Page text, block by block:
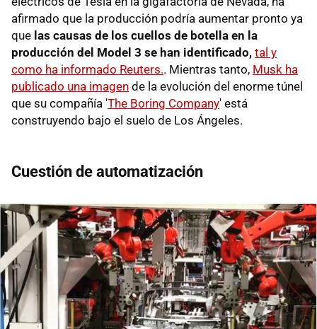
afirmado que la producción podría aumentar pronto ya
que las causas de los cuellos de botella en la
producción del Model 3 se han identificado, tal y
como ha informado Reuters.. Mientras tanto, Musk ha
publicado una imagen de la evolución del enorme túnel
que su compañía 'The Boring Company' está
construyendo bajo el suelo de Los Ángeles.
Cuestión de automatización